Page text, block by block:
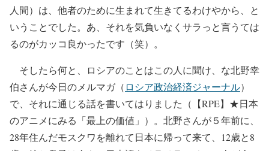
人間）は、他者のために生まれて生きてるわけやから、と
いうことでした。あ、それを気負いなくサラっと言うては
るのがカッコ良かったです（笑）。
そしたら何と、ロシアのことはこの人に聞け、な北野幸
伯さんが今日のメルマガ（ ロシア政治経済ジャーナル）
で、それに通じる話を書いてはりました（【RPE】★日本
のアニメにみる「最上の価値」）。北野さんが５年前に、
28年住んだモスクワを離れて日本に帰って来て、12歳と8